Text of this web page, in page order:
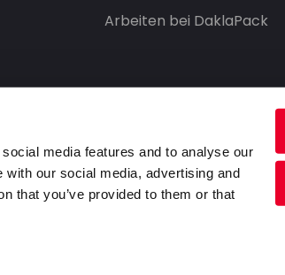
media features and to analyse our
our social media, advertising and
that you’ve provided to them or that
Arbeiten bei DaklaPack